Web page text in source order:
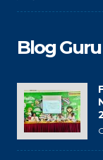
Blog Guru